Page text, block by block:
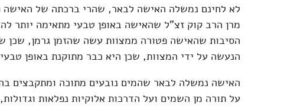
לא לחינם נמשלה האישה לבאר, שהרי ברכתה של האישה
מרן הרב קוק זצ"ל שהאישה באופן טבעי מתאימה יותר
הסיבות שהאישה פטורה ממצוות עשה שהזמן גרמן, שכן
הנעשה על ידי המצוות, שכן היא כבר מתוקנת באופן
האישה נמשלה לבאר שהמים נובעים מתוכה ומתקבצים
על תורה מן השמים ועל הדרכות אלוקיות נפלאות